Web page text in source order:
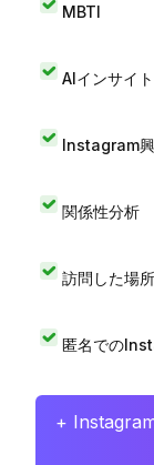
MBTI
AIインサイト
Instagram
関係性分析
訪問した場所
匿名での
+